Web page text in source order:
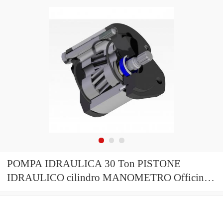
POMPA IDRAULICA 30 Ton PISTONE
IDRAULICO cilindro MANOMETRO Officina